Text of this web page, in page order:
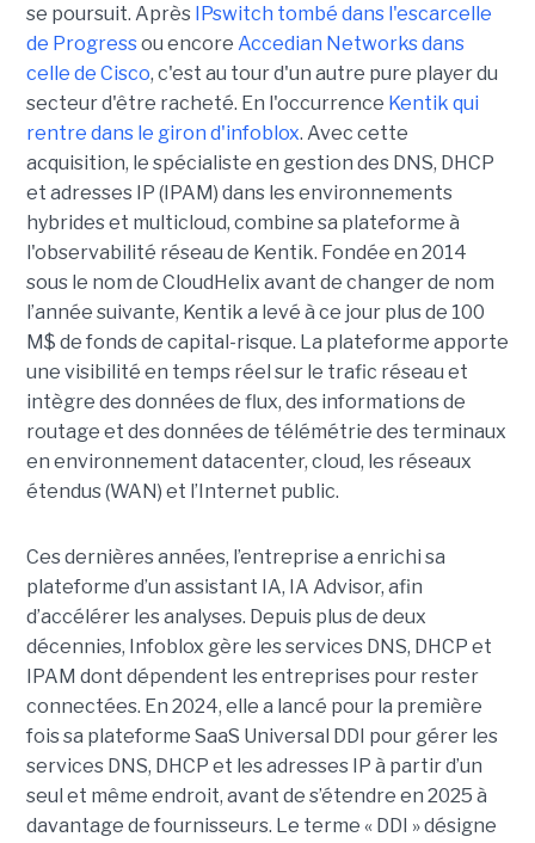
se poursuit. Après IPswitch tombé dans l'escarcelle
de Progressou encore Accedian Networks dans
celle de Cisco, c'est au tour d'un autre pure player du
secteur d'être racheté. En l'occurrence Kentik qui
rentre dans le giron d'infoblox. Avec cette
acquisition, le spécialiste en gestion des DNS, DHCP
et adresses IP (IPAM) dans les environnements
hybrides et multicloud, combine sa plateforme à
l'observabilité réseau de Kentik. Fondée en 2014
sous le nom de CloudHelix avant de changer de nom
l’année suivante, Kentik a levé à ce jour plus de 100
M$ de fonds de capital-risque. La plateforme apporte
une visibilité en temps réel sur le trafic réseau et
intègre des données de flux, des informations de
routage et des données de télémétrie des terminaux
en environnement datacenter, cloud, les réseaux
étendus (WAN) et l’Internet public.
Ces dernières années, l’entreprise a enrichi sa
plateforme d’un assistant IA, IA Advisor, afin
d’accélérer les analyses. Depuis plus de deux
décennies, Infoblox gère les services DNS, DHCP et
IPAM dont dépendent les entreprises pour rester
connectées. En 2024, elle a lancé pour la première
fois sa plateforme SaaS Universal DDI pour gérer les
services DNS, DHCP et les adresses IP à partir d’un
seul et même endroit, avant de s’étendre en 2025 à
davantage de fournisseurs. Le terme « DDI » désigne